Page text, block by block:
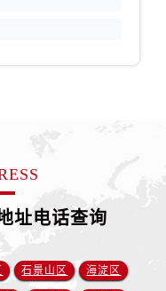
址电话查询
石景山区 海淀区